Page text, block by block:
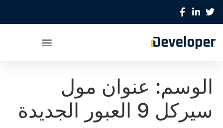
الوسم: عنوان مول
سيركل 9 العبور الجديدة